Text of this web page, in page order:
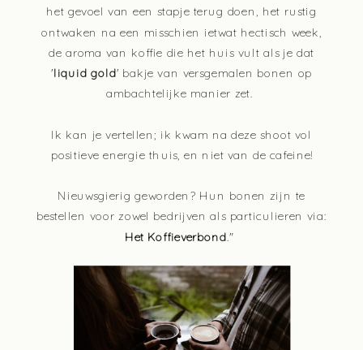
het gevoel van een stapje terug doen, het rustig
ontwaken na een misschien ietwat hectisch week,
de aroma van koffie die het huis vult als je dat
'liquid gold' bakje van versgemalen bonen op
ambachtelijke manier zet.
Ik kan je vertellen; ik kwam na deze shoot vol
positieve energie thuis, en niet van de cafeine!
Nieuwsgierig geworden? Hun bonen zijn te
bestellen voor zowel bedrijven als particulieren via:
Het Koffieverbond."